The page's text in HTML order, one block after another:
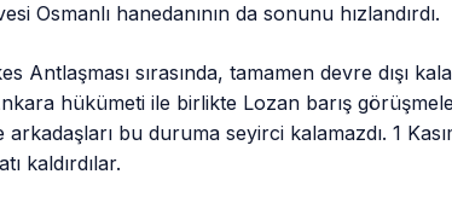
Osmanlı hanedanının da sonunu hızlandırdı.
Antlaşması sırasında, tamamen devre dışı
hükümeti ile birlikte Lozan barış
bu duruma seyirci kalamazdı. 1
kaldırdılar.